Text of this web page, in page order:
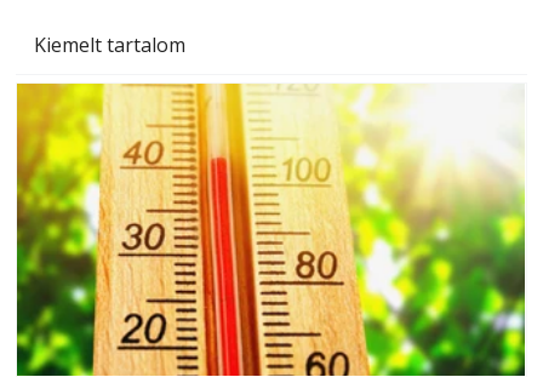
Kiemelt tartalom